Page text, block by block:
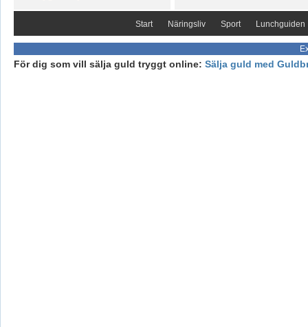
Start Näringsliv Sport Lunchguiden
För dig som vill sälja guld tryggt online: Sälja guld med